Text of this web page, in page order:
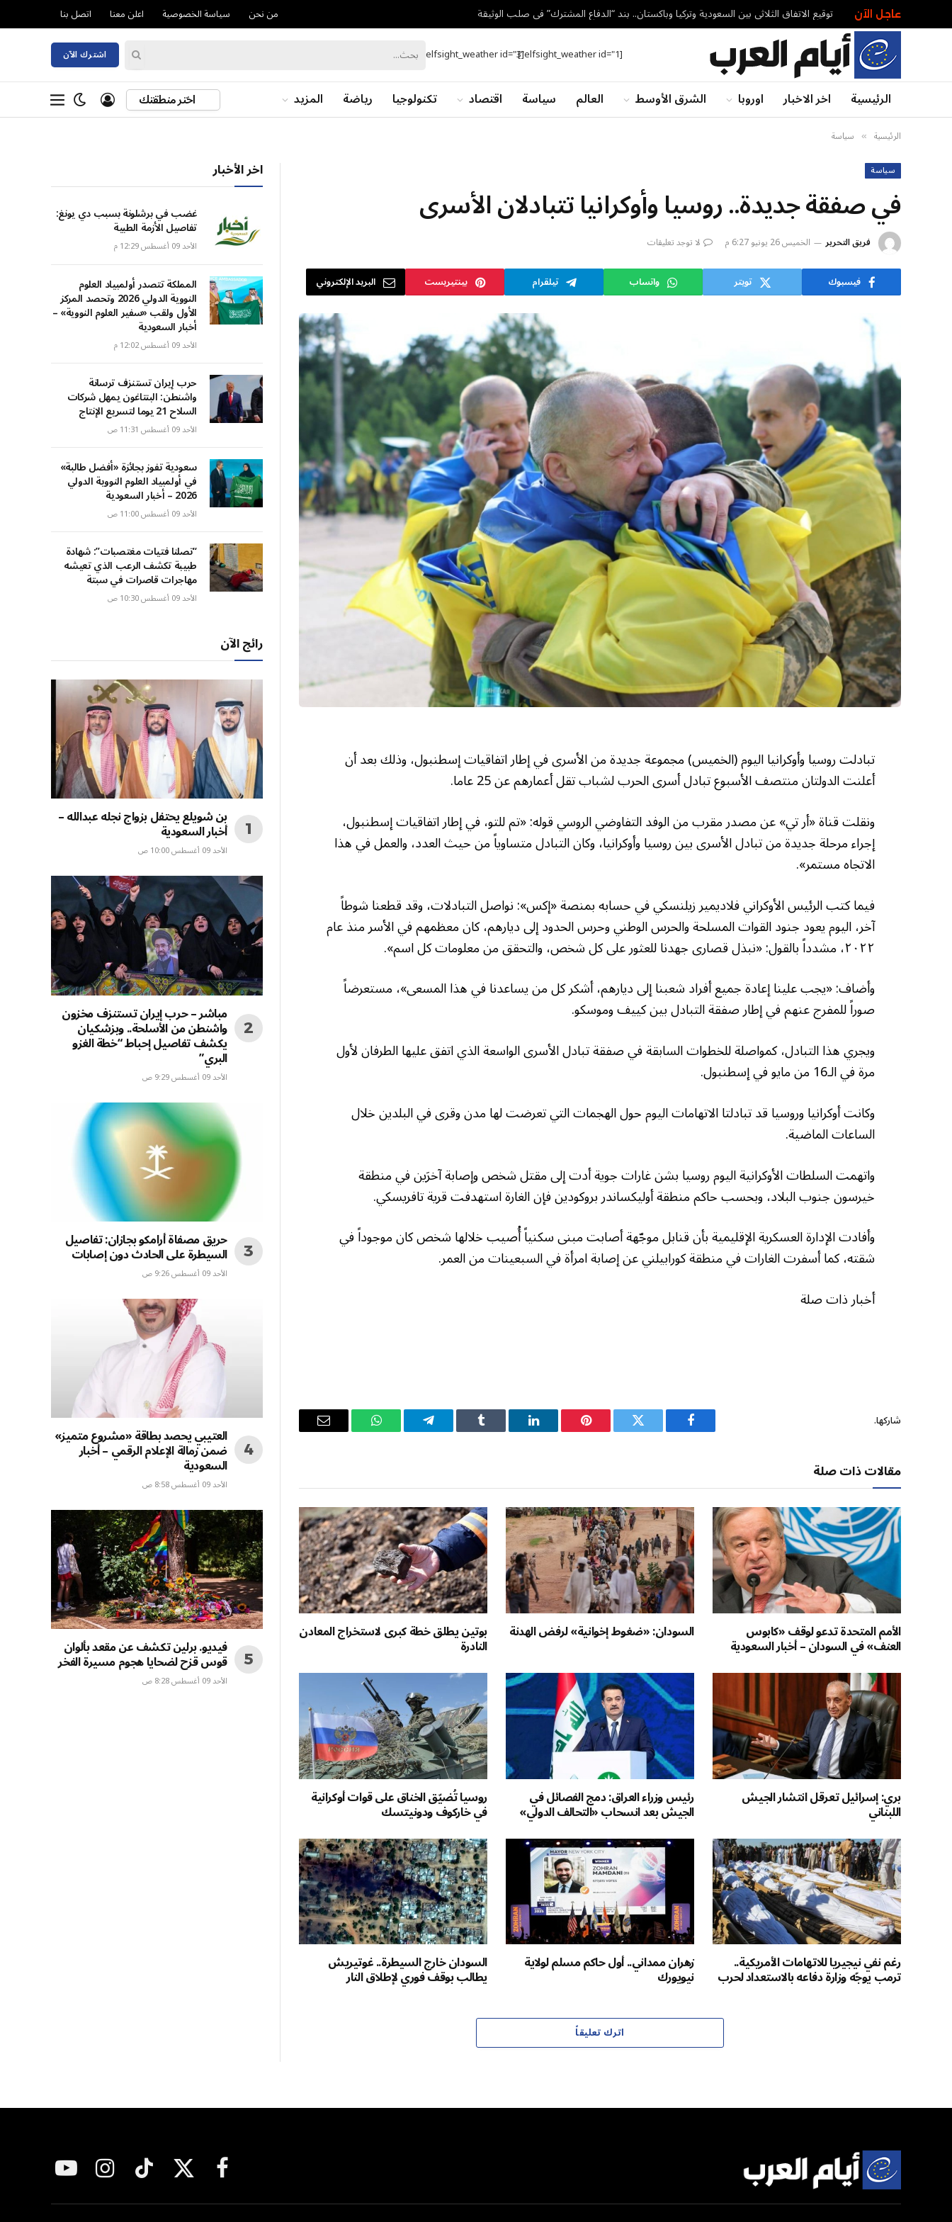
عاجل الآن توقيع الاتفاق الثلاثي بين السعودية وتركيا وباكستان.. بند “الدفاع المشترك” في صلب الوثيقة من نحن سياسة الخصوصية اعلن معنا اتصل بنا
[elfsight_weather id="1"]
[elfsight_weather id="3"] اشترك الآن
الرئيسية اخر الاخبار اوروبا الشرق الأوسط العالم سياسة اقتصاد تكنولوجيا رياضة المزيد اختر منطقتك
الرئيسية » سياسة
سياسة
في صفقة جديدة.. روسيا وأوكرانيا تتبادلان الأسرى
فريق التحرير الخميس 26 يونيو 6:27 م لا توجد تعليقات
فيسبوك تويتر واتساب تيلقرام بينتيريست البريد الإلكتروني
تبادلت روسيا وأوكرانيا اليوم (الخميس) مجموعة جديدة من الأسرى في إطار اتفاقيات إسطنبول، وذلك بعد أن
أعلنت الدولتان منتصف الأسبوع تبادل أسرى الحرب لشباب تقل أعمارهم عن 25 عاما.
ونقلت قناة «أر تي» عن مصدر مقرب من الوفد التفاوضي الروسي قوله: «تم للتو، في إطار اتفاقيات إسطنبول،
إجراء مرحلة جديدة من تبادل الأسرى بين روسيا وأوكرانيا، وكان التبادل متساوياً من حيث العدد، والعمل في هذا
الاتجاه مستمر».
فيما كتب الرئيس الأوكراني فلاديمير زيلنسكي في حسابه بمنصة «إكس»: نواصل التبادلات، وقد قطعنا شوطاً
آخر، اليوم يعود جنود القوات المسلحة والحرس الوطني وحرس الحدود إلى ديارهم، كان معظمهم في الأسر منذ عام
٢٠٢٢، مشدداً بالقول: «نبذل قصارى جهدنا للعثور على كل شخص، والتحقق من معلومات كل اسم».
وأضاف: «يجب علينا إعادة جميع أفراد شعبنا إلى ديارهم، أشكر كل من يساعدنا في هذا المسعى»، مستعرضاً
صوراً للمفرج عنهم في إطار صفقة التبادل بين كييف وموسكو.
ويجري هذا التبادل، كمواصلة للخطوات السابقة في صفقة تبادل الأسرى الواسعة الذي اتفق عليها الطرفان لأول
مرة في الـ16 من مايو في إسطنبول.
وكانت أوكرانيا وروسيا قد تبادلتا الاتهامات اليوم حول الهجمات التي تعرضت لها مدن وقرى في البلدين خلال
الساعات الماضية.
واتهمت السلطات الأوكرانية اليوم روسيا بشن غارات جوية أدت إلى مقتل شخص وإصابة آخرَين في منطقة
خيرسون جنوب البلاد، وبحسب حاكم منطقة أوليكساندر بروكودين فإن الغارة استهدفت قرية تافريسكي.
وأفادت الإدارة العسكرية الإقليمية بأن قنابل موجّهة أصابت مبنى سكنياً أُصيب خلالها شخص كان موجوداً في
شقته، كما أسفرت الغارات في منطقة كورابيلني عن إصابة امرأة في السبعينات من العمر.
أخبار ذات صلة
شاركها.
فيسبوك تويتر بينتيريستلينكدإن Tumblr تيلقرام واتساب
البريد
مقالات ذات صلة
الأمم المتحدة تدعو لوقف «كابوس
العنف» في السودان – أخبار السعودية
السودان: «ضغوط إخوانية» لرفض الهدنة بوتين يطلق خطة كبرى لاستخراج المعادن
النادرة
بري: إسرائيل تعرقل انتشار الجيش
اللبناني
رئيس وزراء العراق: دمج الفصائل في
الجيش بعد انسحاب «التحالف الدولي»
روسيا تُضيّق الخناق على قوات أوكرانية
في خاركوف ودونيتسك
رغم نفي نيجيريا للاتهامات الأمريكية..
ترمب يوجّه وزارة دفاعه بالاستعداد لحرب
زهران ممداني.. أول حاكم مسلم لولاية
نيويورك
السودان خارج السيطرة.. غوتيريش
يطالب بوقف فوري لإطلاق النار
اترك تعليقاً
اخر الأخبار
غضب في برشلونة بسبب دي يونغ:
تفاصيل الأزمة الطبية
الأحد 09 أغسطس 12:29 م
المملكة تتصدر أولمبياد العلوم
النووية الدولي 2026 وتحصد المركز
الأول ولقب «سفير العلوم النووية» –
أخبار السعودية
الأحد 09 أغسطس 12:02 م
حرب إيران تستنزف ترسانة
واشنطن: البنتاغون يمهل شركات
السلاح 21 يوما لتسريع الإنتاج
الأحد 09 أغسطس 11:31 ص
سعودية تفوز بجائزة «أفضل طالبة»
في أولمبياد العلوم النووية الدولي
2026 – أخبار السعودية
الأحد 09 أغسطس 11:00 ص
“تصلنا فتيات مغتصبات”: شهادة
طبيبة تكشف الرعب الذي تعيشه
مهاجرات قاصرات في سبتة
الأحد 09 أغسطس 10:30 ص
رائج الآن
بن شويلع يحتفل بزواج نجله عبدالله –
أخبار السعودية
الأحد 09 أغسطس 10:00 ص
مباشر – حرب إيران تستنزف مخزون
واشنطن من الأسلحة.. وبزشكيان
يكشف تفاصيل إحباط “خطة الغزو
البري”
الأحد 09 أغسطس 9:29 ص
حريق مصفاة أرامكو بجازان: تفاصيل
السيطرة على الحادث دون إصابات
الأحد 09 أغسطس 9:26 ص
العتيبي يحصد بطاقة «مشروع متميز»
ضمن زمالة الإعلام الرقمي – أخبار
السعودية
الأحد 09 أغسطس 8:58 ص
فيديو. برلين تكشف عن مقعد بألوان
قوس قزح لضحايا هجوم مسيرة الفخر
الأحد 09 أغسطس 8:28 ص
فيسبوك X تيكتوك الانستغراميوتيوب